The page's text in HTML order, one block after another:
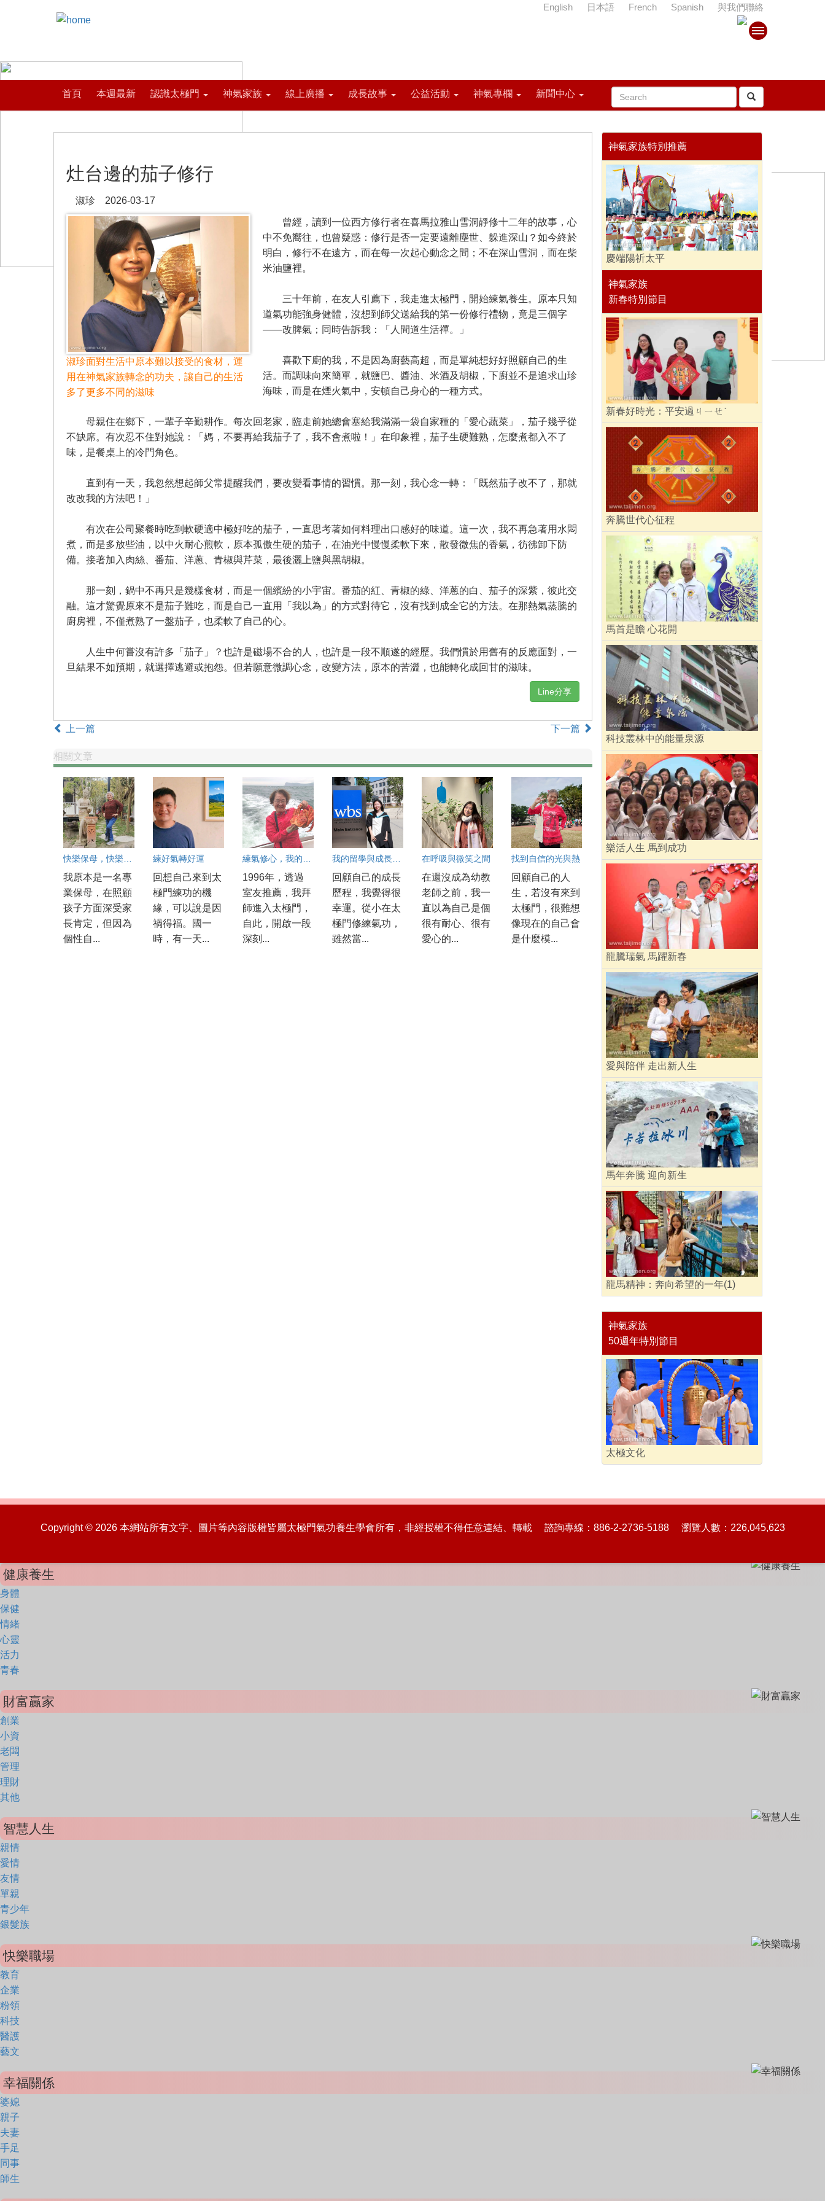
首頁 本週最新 認識太極門 神氣家族 線上廣播 成長故事 公益活動 神氣專欄 新聞中心
English 日本語 French Spanish 與我們聯絡
灶台邊的茄子修行
淑珍 2026-03-17
淑珍面對生活中原本難以接受的食材，運
用在神氣家族轉念的功夫，讓自己的生活
多了更多不同的滋味
曾經，讀到一位西方修行者在喜馬拉雅山雪洞靜修十二年的故事，心
中不免嚮往，也曾疑惑：修行是否一定要遠離塵世、躲進深山？如今終於
明白，修行不在遠方，而在每一次起心動念之間；不在深山雪洞，而在柴
米油鹽裡。
三十年前，在友人引薦下，我走進太極門，開始練氣養生。原本只知
道氣功能強身健體，沒想到師父送給我的第一份修行禮物，竟是三個字
——改脾氣；同時告訴我：「人間道生活禪。」
喜歡下廚的我，不是因為廚藝高超，而是單純想好好照顧自己的生
活。而調味向來簡單，就鹽巴、醬油、米酒及胡椒，下廚並不是追求山珍
海味，而是在煙火氣中，安頓自己身心的一種方式。
母親住在鄉下，一輩子辛勤耕作。每次回老家，臨走前她總會塞給我滿滿一袋自家種的「愛心蔬菜」，茄子幾乎從
不缺席。有次忍不住對她說：「媽，不要再給我茄子了，我不會煮啦！」在印象裡，茄子生硬難熟，怎麼煮都入不了
味，是餐桌上的冷門角色。
直到有一天，我忽然想起師父常提醒我們，要改變看事情的習慣。那一刻，我心念一轉：「既然茄子改不了，那就
改改我的方法吧！」
有次在公司聚餐時吃到軟硬適中極好吃的茄子，一直思考著如何料理出口感好的味道。這一次，我不再急著用水悶
煮，而是多放些油，以中火耐心煎軟，原本孤傲生硬的茄子，在油光中慢慢柔軟下來，散發微焦的香氣，彷彿卸下防
備。接著加入肉絲、番茄、洋蔥、青椒與芹菜，最後灑上鹽與黑胡椒。
那一刻，鍋中不再只是幾樣食材，而是一個繽紛的小宇宙。番茄的紅、青椒的綠、洋蔥的白、茄子的深紫，彼此交
融。這才驚覺原來不是茄子難吃，而是自己一直用「我以為」的方式對待它，沒有找到成全它的方法。在那熱氣蒸騰的
廚房裡，不僅煮熟了一盤茄子，也柔軟了自己的心。
人生中何嘗沒有許多「茄子」？也許是磁場不合的人，也許是一段不順遂的經歷。我們慣於用舊有的反應面對，一
旦結果不如預期，就選擇逃避或抱怨。但若願意微調心念，改變方法，原本的苦澀，也能轉化成回甘的滋味。
Line分享
上一篇 下一篇
相關文章
我原本是一名專
業保母，在照顧
孩子方面深受家
長肯定，但因為
個性自...
練好氣轉好運
回想自己來到太
極門練功的機
緣，可以說是因
禍得福。國一
時，有一天...
1996年，透過
室友推薦，我拜
師進入太極門，
自此，開啟一段
深刻...
我的留學與成長之路
回顧自己的成長
歷程，我覺得很
幸運。從小在太
極門修練氣功，
雖然當...
在呼吸與微笑之間
在還沒成為幼教
老師之前，我一
直以為自己是個
很有耐心、很有
愛心的...
找到自信的光與熱
回顧自己的人
生，若沒有來到
太極門，很難想
像現在的自己會
是什麼模...
神氣家族特別推薦
慶端陽祈太平
神氣家族
新春特別節目
新春好時光：平安過ㄐㄧㄝˊ
奔騰世代心征程
馬首是瞻 心花開
科技叢林中的能量泉源
樂活人生 馬到成功
龍騰瑞氣 馬躍新春
愛與陪伴 走出新人生
馬年奔騰 迎向新生
龍馬精神：奔向希望的一年(1)
神氣家族
50週年特別節目
太極文化
Copyright © 2026 本網站所有文字、圖片等內容版權皆屬太極門氣功養生學會所有，非經授權不得任意連結、轉載 諮詢專線：886-2-2736-5188 瀏覽人數：226,045,623
健康養生
身體
保健
情緒
心靈
活力
青春
財富贏家
創業
小資
老闆
管理
理財
其他
智慧人生
親情
愛情
友情
單親
青少年
銀髮族
快樂職場
教育
企業
粉領
科技
醫護
藝文
幸福關係
婆媳
親子
夫妻
手足
同事
師生